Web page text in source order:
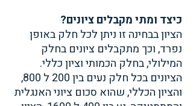
כיצד ומתי מקבלים ציונים?
הציון בבחינה זו ניתן לכל חלק באופן
נפרד, וכך מתקבלים ציונים בחלק
המילולי, בחלק הכמותי וציון כללי.
הציונים בכל חלק נעים בין 200 ל 800,
והציון הכללי, שהוא סכום ציוני האנגלית